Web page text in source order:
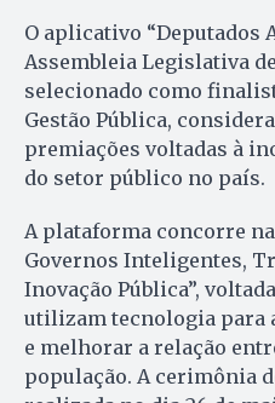
O aplicativo “Deputados
Assembleia Legislativa
selecionado como
Gestão Pública,
premiações voltadas à
do setor público no país.
A plataforma concorre
Governos Inteligentes,
Inovação Pública”,
utilizam tecnologia para
e melhorar a relação
população. A cerimônia